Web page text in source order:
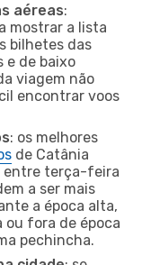
aéreas:
mostrar a lista
bilhetes das
e de baixo
viagem não
encontrar voos
: os melhores
de Catânia
entre terça-feira
a ser mais
a época alta,
ou fora de época
pechincha.